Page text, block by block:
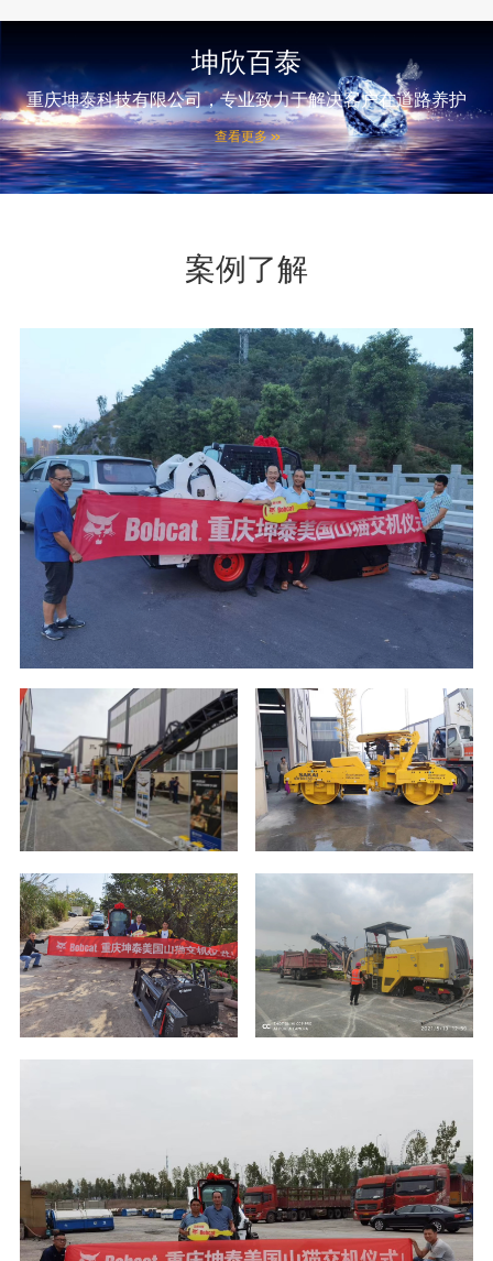
坤欣百泰
重庆坤泰科技有限公司，专业致力于解决客户在道路养护
和建筑多行业施工遇到的各种难题以及向客户提供各种解
决方案所需的专业设备。目前，公司与数家全球著名设备
生产厂家建立良好的合作关系：系美国山猫全系列产品、
日本酒井压路机、日本住友摊铺机、戴纳派克摊铺机和压
车、天津贝力照明等产品在重庆地区销售服务代理商。体
系公司产品还有康明斯发动机的保内外维修服务及整机、
以及旋挖钻机的租赁施工，路面建设、养护所需设备的专
业施工和设备租赁等。
查看更多 >>
案例了解